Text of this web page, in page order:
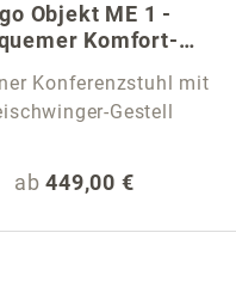
Objekt ME 1 -
Komfort-
Konferenzstuhl mit
Gestell
Regulärer Preis:
ab449,00 €